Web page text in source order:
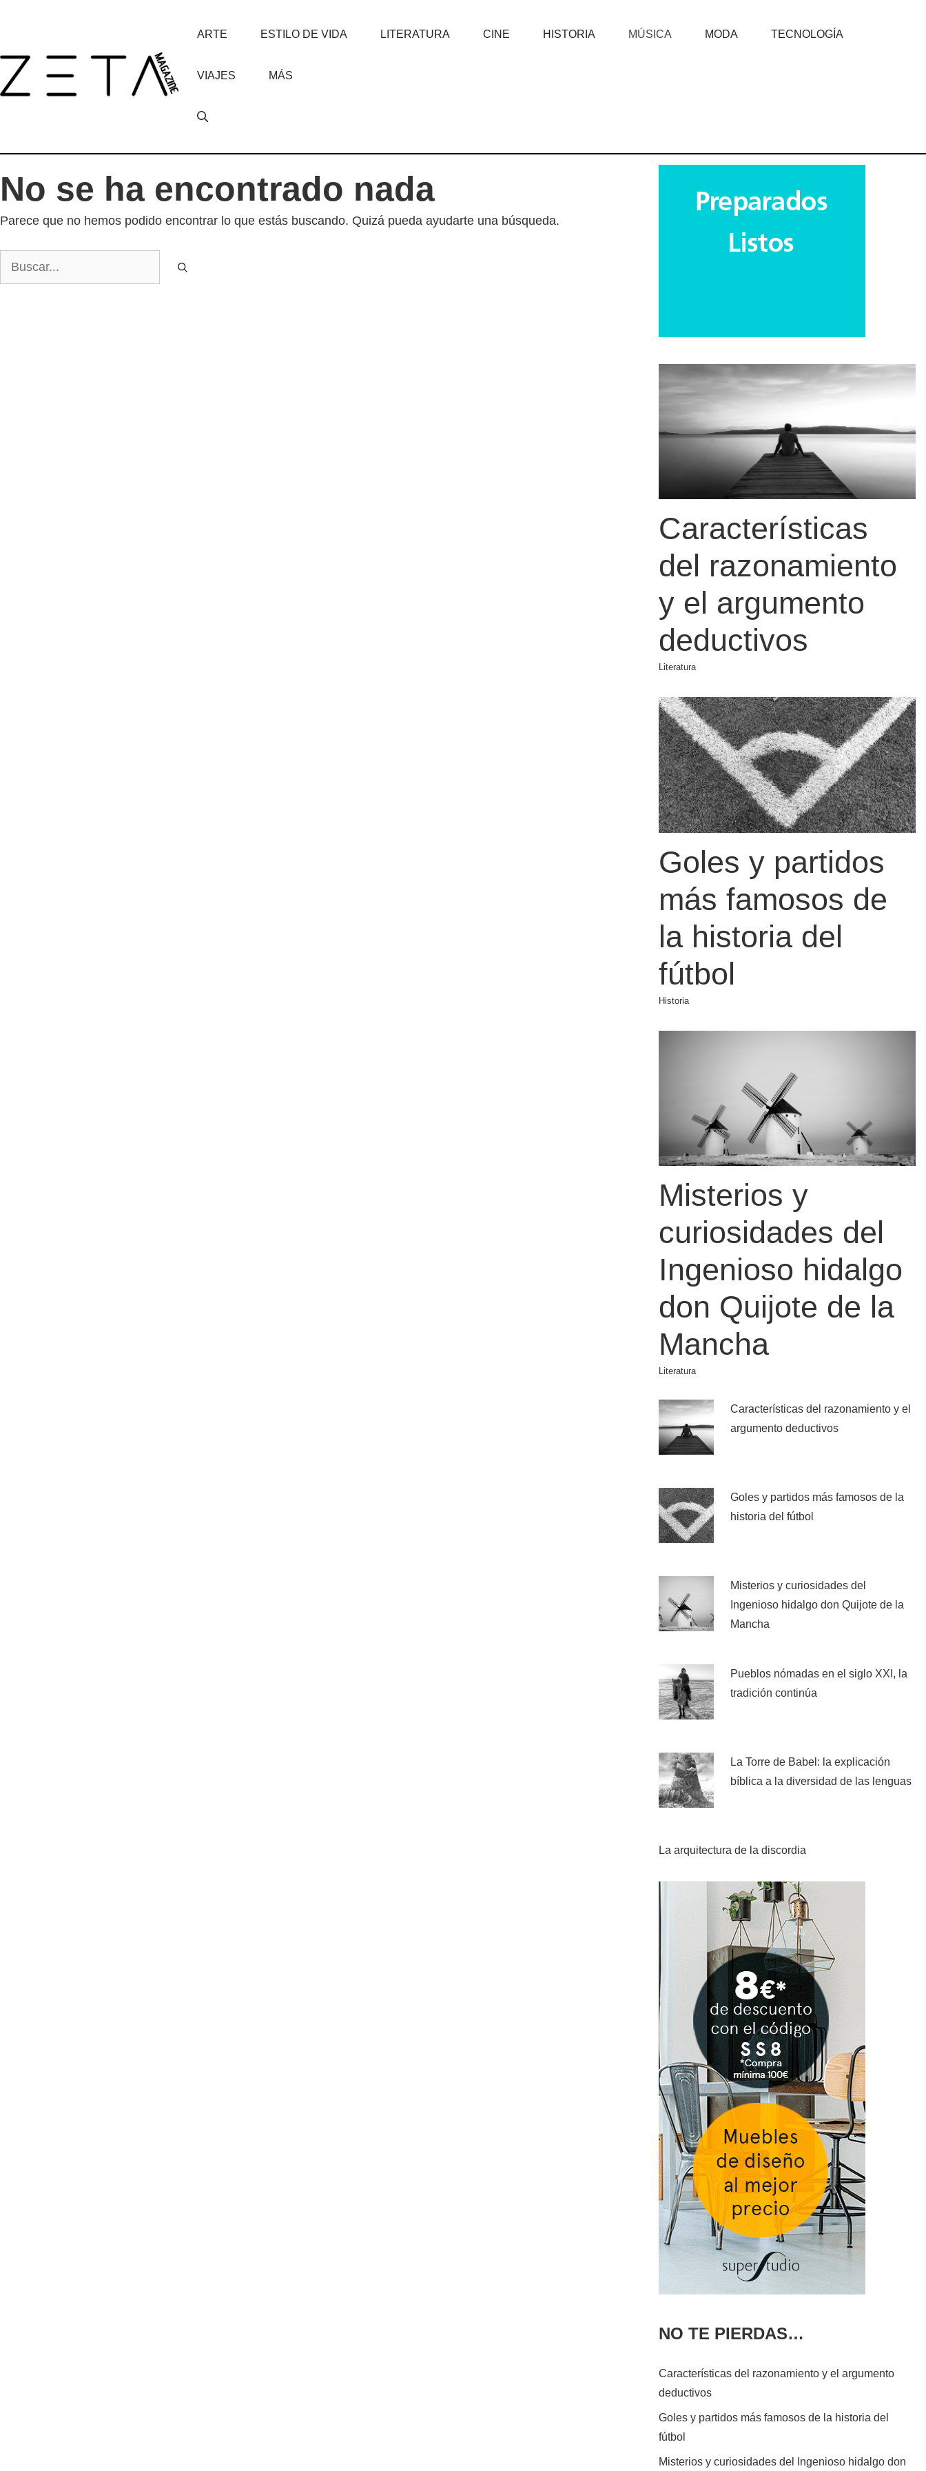
contenido
ARTE ESTILO DE VIDA LITERATURA CINE HISTORIA MÚSICA MODA TECNOLOGÍA
VIAJES MÁS
No se ha encontrado nada
Parece que no hemos podido encontrar lo que estás buscando. Quizá pueda ayudarte una búsqueda.
Buscar:
Características
del razonamiento
y el argumento
deductivos
Literatura
Goles y partidos
más famosos de
la historia del
fútbol
Historia
Misterios y
curiosidades del
Ingenioso hidalgo
don Quijote de la
Mancha
Literatura
Características del razonamiento y el
argumento deductivos
Goles y partidos más famosos de la
historia del fútbol
Misterios y curiosidades del
Ingenioso hidalgo don Quijote de la
Mancha
Pueblos nómadas en el siglo XXI, la
tradición continúa
La Torre de Babel: la explicación
bíblica a la diversidad de las lenguas
La arquitectura de la discordia
NO TE PIERDAS…
Características del razonamiento y el argumento
deductivos
Goles y partidos más famosos de la historia del
fútbol
Misterios y curiosidades del Ingenioso hidalgo don